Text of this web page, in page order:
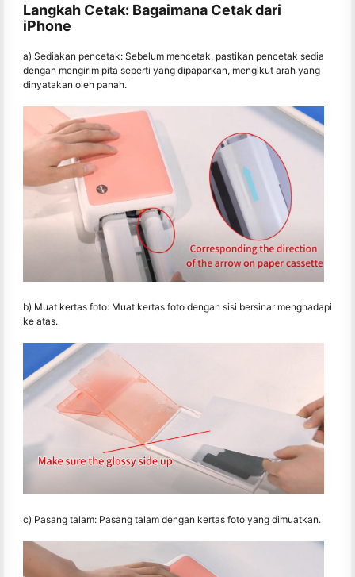
Langkah Cetak: Bagaimana Cetak dari
iPhone
a) Sediakan pencetak: Sebelum mencetak, pastikan pencetak sedia
dengan mengirim pita seperti yang dipaparkan, mengikut arah yang
dinyatakan oleh panah.
b) Muat kertas foto: Muat kertas foto dengan sisi bersinar menghadapi
ke atas.
c) Pasang talam: Pasang talam dengan kertas foto yang dimuatkan.